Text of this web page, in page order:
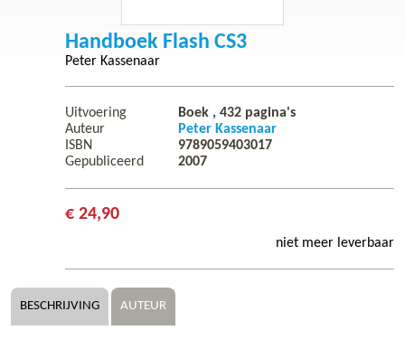
Handboek Flash CS3
Peter Kassenaar
Uitvoering Boek , 432 pagina's
Auteur
Peter Kassenaar
ISBN
9789059403017
Gepubliceerd
2007
€ 24,90
niet meer leverbaar
BESCHRIJVING AUTEUR